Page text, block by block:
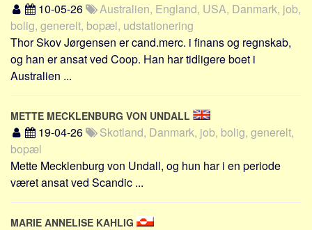
10-05-26
Australien, England, USA, Danmark, job,
bolig, generelt, bopæl, udstationering
Thor Skov Jørgensen er cand.merc. i finans og regnskab,
og han er ansat ved Coop. Han har tidligere boet i
Australien ...
METTE MECKLENBURG VON UNDALL
19-04-26
Skotland, Danmark, job, bolig, generelt,
bopæl
Mette Mecklenburg von Undall, og hun har i en periode
været ansat ved Scandic ...
MARIE ANNELISE KAHLIG